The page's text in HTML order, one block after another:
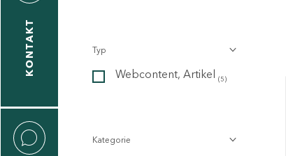
KONTAKT Typ
Webcontent, Artikel (5)
Kategorie